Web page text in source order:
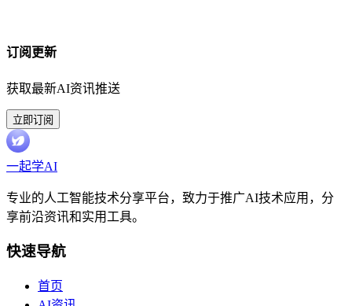
订阅更新
获取最新AI资讯推送
立即订阅
一起学AI
专业的人工智能技术分享平台，致力于推广AI技术应用，分
享前沿资讯和实用工具。
快速导航
首页